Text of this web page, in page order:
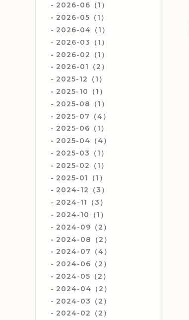
2026-06（1）
2026-05（1）
2026-04（1）
2026-03（1）
2026-02（1）
2026-01（2）
2025-12（1）
2025-10（1）
2025-08（1）
2025-07（4）
2025-06（1）
2025-04（4）
2025-03（1）
2025-02（1）
2025-01（1）
2024-12（3）
2024-11（3）
2024-10（1）
2024-09（2）
2024-08（2）
2024-07（4）
2024-06（2）
2024-05（2）
2024-04（2）
2024-03（2）
2024-02（2）